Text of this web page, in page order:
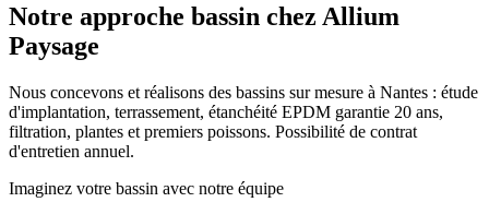
Notre approche bassin chez Allium
Paysage
Nous concevons et réalisons des bassins sur mesure à Nantes : étude
d'implantation, terrassement, étanchéité EPDM garantie 20 ans,
filtration, plantes et premiers poissons. Possibilité de contrat
d'entretien annuel.
Imaginez votre bassin avec notre équipe